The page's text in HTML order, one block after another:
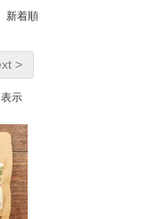
新着順
>
表示